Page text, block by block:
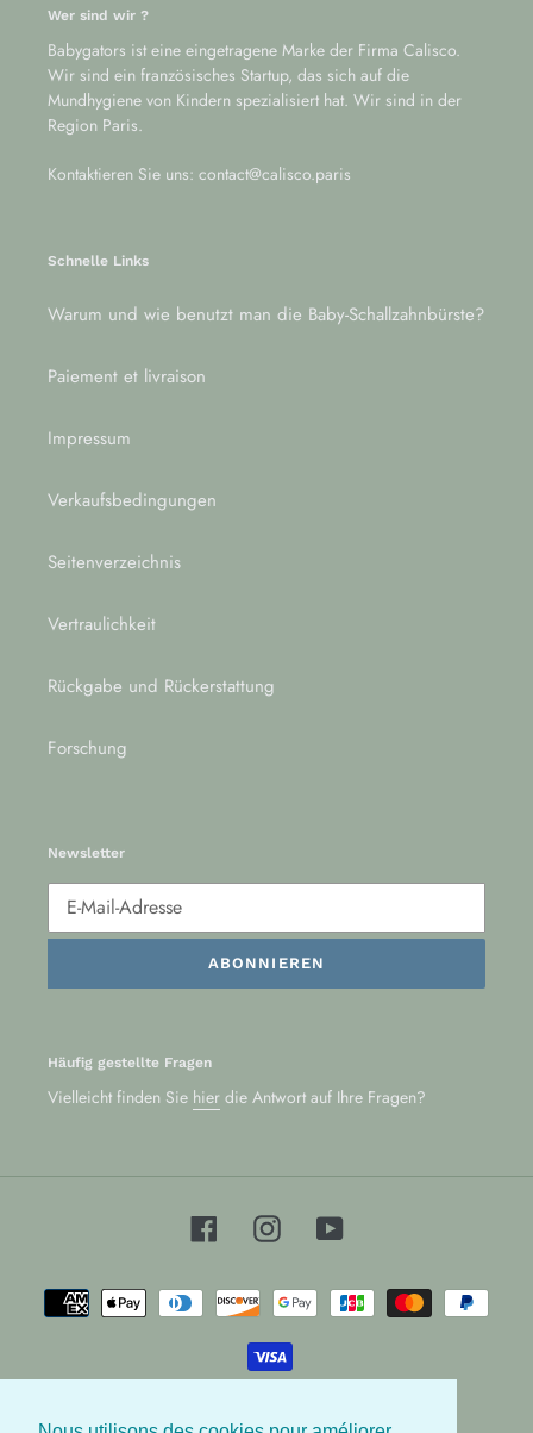
Wer sind wir ?
Babygators ist eine eingetragene Marke der Firma Calisco.
Wir sind ein französisches Startup, das sich auf die
Mundhygiene von Kindern spezialisiert hat. Wir sind in der
Region Paris.
Kontaktieren Sie uns: contact@calisco.paris
Schnelle Links
Warum und wie benutzt man die Baby-Schallzahnbürste?
Paiement et livraison
Impressum
Verkaufsbedingungen
Seitenverzeichnis
Vertraulichkeit
Rückgabe und Rückerstattung
Forschung
Newsletter
ABONNIEREN
Häufig gestellte Fragen
Vielleicht finden Sie hier die Antwort auf Ihre Fragen?
FacebookInstagramYouTube
Zahlungsarten